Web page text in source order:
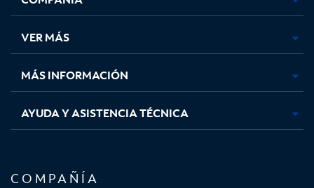
en
pestaña
nueva
en
pestaña
nueva
en
pestaña
nueva
en
nueva
VER MÁS
MÁS INFORMACIÓN
AYUDA Y ASISTENCIA TÉCNICA
COMPAÑÍA